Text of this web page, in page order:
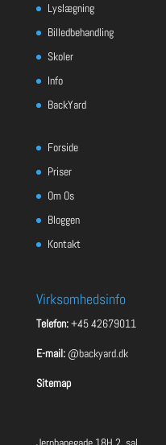
Lyslægning
Billedbehandling
Skoler
Info
BackYard
Forside
Priser
Om Os
Bloggen
Kontakt
Virksomhedsinfo
Telefon:+45 42679011
E-mail: @backyard.dk
Sitemap